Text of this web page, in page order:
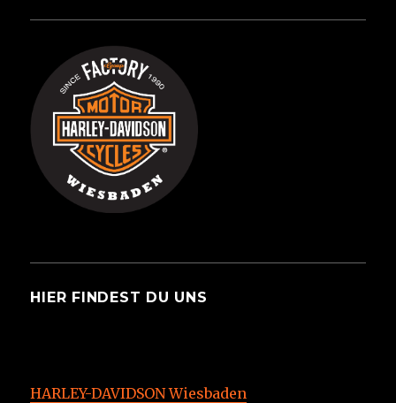
HIER FINDEST DU UNS
HARLEY-DAVIDSON Wiesbaden